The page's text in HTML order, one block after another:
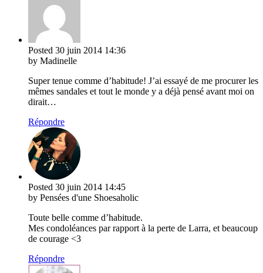
Posted 30 juin 2014 14:36
by Madinelle
Super tenue comme d’habitude! J’ai essayé de me procurer les
mêmes sandales et tout le monde y a déjà pensé avant moi on
dirait…
Répondre
Posted 30 juin 2014 14:45
by Pensées d'une Shoesaholic
Toute belle comme d’habitude.
Mes condoléances par rapport à la perte de Larra, et beaucoup
de courage <3
Répondre